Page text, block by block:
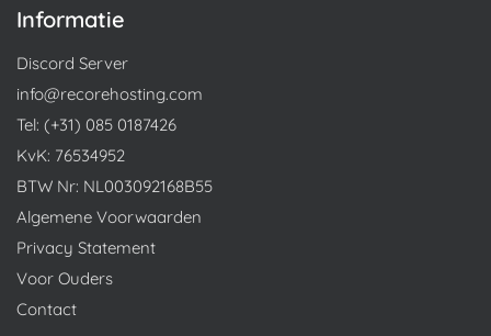
Informatie
Discord Server
info@recorehosting.com
Tel: (+31) 085 0187426
KvK: 76534952
BTW Nr: NL003092168B55
Algemene Voorwaarden
Privacy Statement
Voor Ouders
Contact